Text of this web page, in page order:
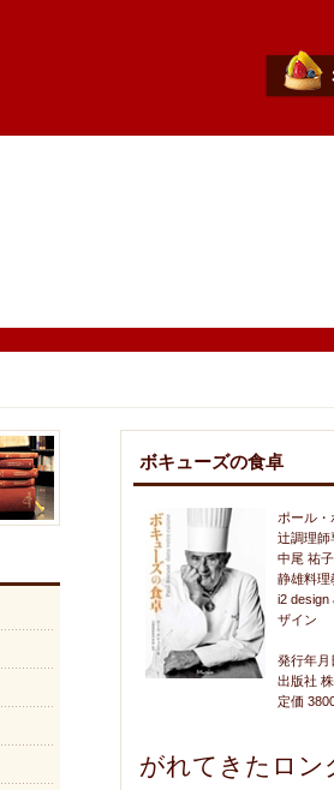
ボキューズの食卓
ポール
辻調理師
中尾 祐
静雄料理
i2 design
ザイン
発行年月
出版社
定価
がれてきたロン